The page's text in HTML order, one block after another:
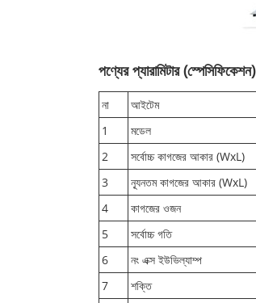
পণ্যের প্যারামিটার (স্পেসিফিকেশন)
না আইটেম
1
মডেল
2
সর্বোচ্চ কাগজের আকার (WxL)
3
ন্যূনতম কাগজের আকার (WxL)
4
কাগজের ওজন
5
সর্বোচ্চ গতি
6
নং এক্স ইউভিল্যাম্প
7
শক্তি